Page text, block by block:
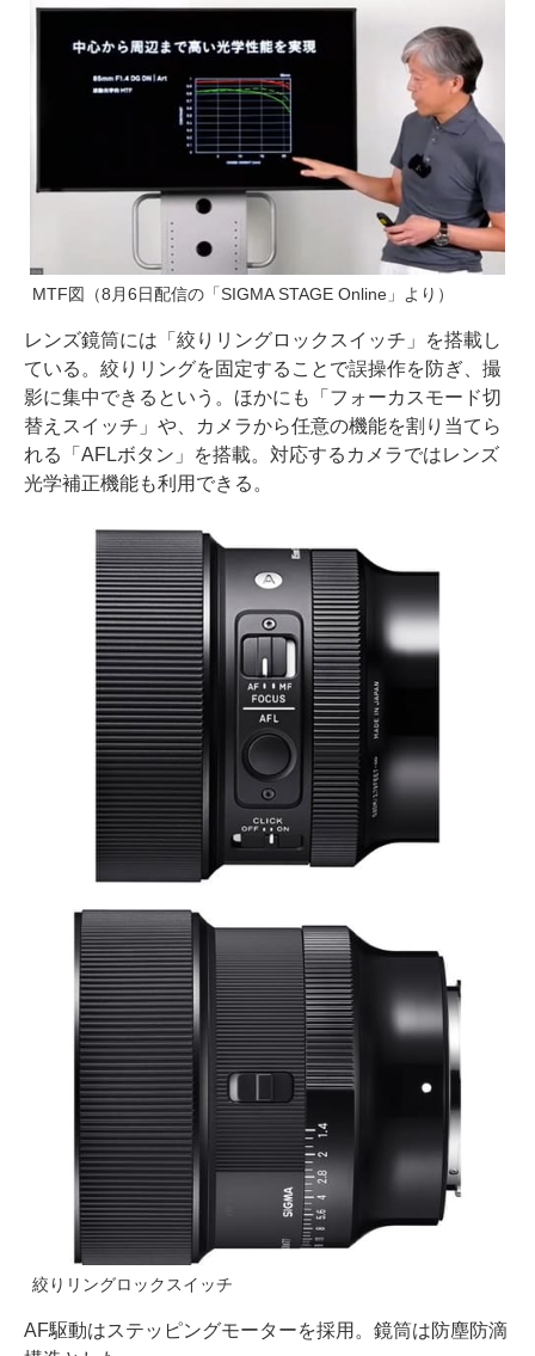
MTF図（8月6日配信の「SIGMA STAGE Online」より）
レンズ鏡筒には「絞りリングロックスイッチ」を搭載し
ている。絞りリングを固定することで誤操作を防ぎ、撮
影に集中できるという。ほかにも「フォーカスモード切
替えスイッチ」や、カメラから任意の機能を割り当てら
れる「AFLボタン」を搭載。対応するカメラではレンズ
光学補正機能も利用できる。
絞りリングロックスイッチ
AF駆動はステッピングモーターを採用。鏡筒は防塵防滴